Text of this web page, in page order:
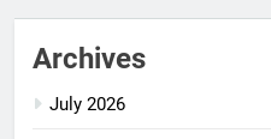
Archives
July 2026